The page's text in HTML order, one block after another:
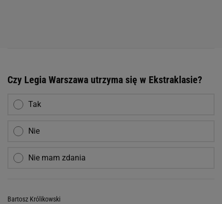
Czy Legia Warszawa utrzyma się w Ekstraklasie?
Tak
Nie
Nie mam zdania
Bartosz Królikowski